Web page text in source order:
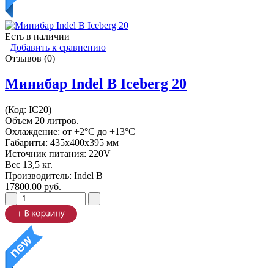
Есть в наличии
Добавить к сравнению
Отзывов (0)
Минибар Indel B Iceberg 20
(Код: IC20)
Объем 20 литров.
Охлаждение: от +2°C до +13°C
Габариты: 435х400х395 мм
Источник питания: 220V
Вес 13,5 кг.
Производитель: Indel B
17800.00 руб.